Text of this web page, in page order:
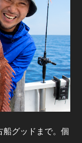
船グッドまで。個